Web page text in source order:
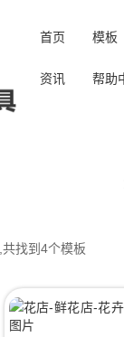
首页 模板
资讯 帮助
,共找到4个模板